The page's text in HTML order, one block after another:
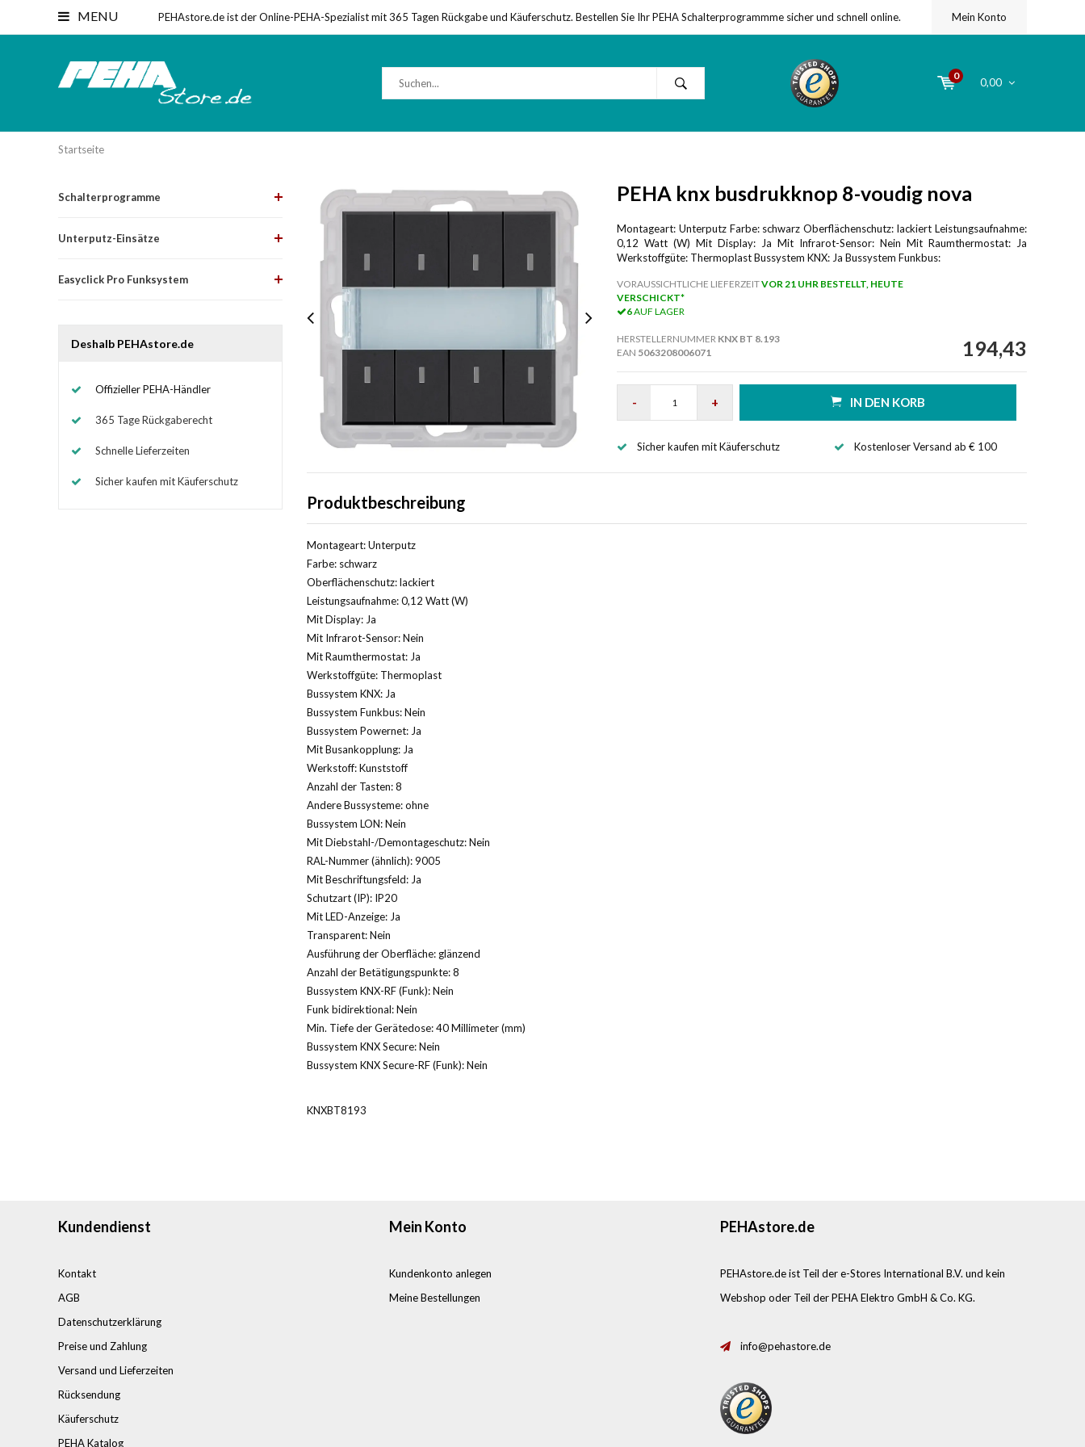
MENU PEHAstore.de ist der Online-PEHA-Spezialist mit 365 Tagen Rückgabe und Käuferschutz. Bestellen Sie Ihr PEHA Schalterprogrammme sicher und schnell online. Mein Konto
0
0,00
Startseite
Schalterprogramme
Unterputz-Einsätze
Easyclick Pro Funksystem
Deshalb PEHAstore.de
Offizieller PEHA-Händler
365 Tage Rückgaberecht
Schnelle Lieferzeiten
Sicher kaufen mit Käuferschutz
PEHA knx busdrukknop 8-voudig nova
Montageart: Unterputz Farbe: schwarz Oberflächenschutz: lackiert Leistungsaufnahme:
0,12 Watt (W) Mit Display: Ja Mit Infrarot-Sensor: Nein Mit Raumthermostat: Ja
Werkstoffgüte: Thermoplast Bussystem KNX: Ja Bussystem Funkbus:
VORAUSSICHTLICHE LIEFERZEITVOR 21 UHR BESTELLT, HEUTE
VERSCHICKT*
6AUF LAGER
HERSTELLERNUMMER KNX BT 8.193
EAN 5063208006071 194,43
- + IN DEN KORB
Sicher kaufen mit Käuferschutz Kostenloser Versand ab € 100
Produktbeschreibung
Montageart: Unterputz
Farbe: schwarz
Oberflächenschutz: lackiert
Leistungsaufnahme: 0,12 Watt (W)
Mit Display: Ja
Mit Infrarot-Sensor: Nein
Mit Raumthermostat: Ja
Werkstoffgüte: Thermoplast
Bussystem KNX: Ja
Bussystem Funkbus: Nein
Bussystem Powernet: Ja
Mit Busankopplung: Ja
Werkstoff: Kunststoff
Anzahl der Tasten: 8
Andere Bussysteme: ohne
Bussystem LON: Nein
Mit Diebstahl-/Demontageschutz: Nein
RAL-Nummer (ähnlich): 9005
Mit Beschriftungsfeld: Ja
Schutzart (IP): IP20
Mit LED-Anzeige: Ja
Transparent: Nein
Ausführung der Oberfläche: glänzend
Anzahl der Betätigungspunkte: 8
Bussystem KNX-RF (Funk): Nein
Funk bidirektional: Nein
Min. Tiefe der Gerätedose: 40 Millimeter (mm)
Bussystem KNX Secure: Nein
Bussystem KNX Secure-RF (Funk): Nein
KNXBT8193
Kundendienst
Kontakt
AGB
Datenschutzerklärung
Preise und Zahlung
Versand und Lieferzeiten
Rücksendung
Käuferschutz
PEHA Katalog
Mein Konto
Kundenkonto anlegen
Meine Bestellungen
PEHAstore.de
PEHAstore.de ist Teil der e-Stores International B.V. und kein
Webshop oder Teil der PEHA Elektro GmbH & Co. KG.
info@pehastore.de